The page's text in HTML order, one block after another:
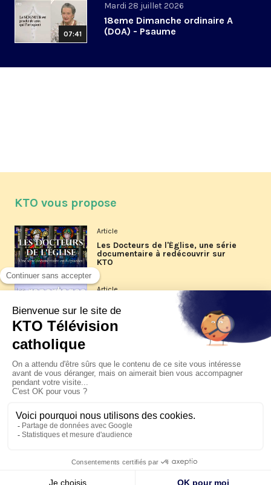
07:41
Mardi 28 juillet 2026
18eme Dimanche ordinaire A
(DOA) - Psaume
KTO vous propose
Article
Les Docteurs de l'Église, une série
documentaire à redécouvrir sur
KTO
Article
Les reportages d'été 2026 de KTO
La visite pastorale du pape Léon
XIV à Assise à suivre sur KTO le
jeudi 6 août
Le pape en Uruguay, Argentine et
Pérou du 6 au 17 novembre 2026